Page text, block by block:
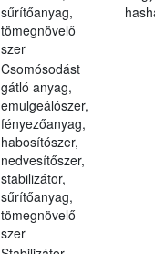
sűrítőanyag,
tömegnövelő
szer
Csomósodást
gátló anyag,
emulgeálószer,
fényezőanyag,
habosítószer,
nedvesítőszer,
stabilizátor,
sűrítőanyag,
tömegnövelő
szer